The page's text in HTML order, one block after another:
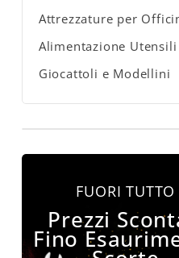
Attrezzature per
Alimentazione Utensili
Giocattoli e Modellini
FUORI TUTTO
Prezzi
Fino